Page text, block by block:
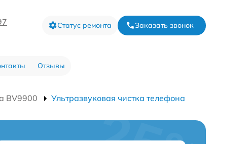
Статус ремонта Заказать звонок
Отзывы
BV9900 Ультразвуковая чистка телефона